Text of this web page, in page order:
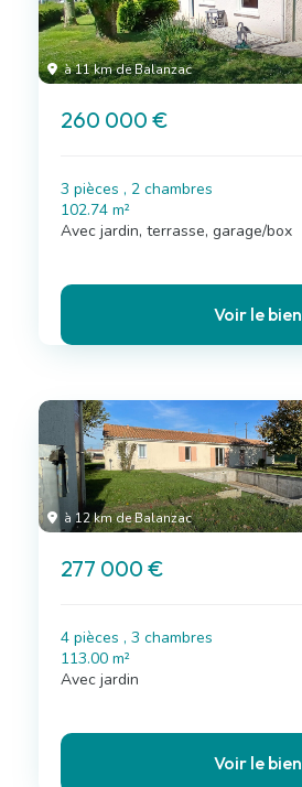
à 11 km de Balanzac
260 000 €
3 pièces , 2 chambres
102.74 m²
Avec jardin, terrasse, garage/box
Voir le bien
à 12 km de Balanzac
277 000 €
4 pièces , 3 chambres
113.00 m²
Avec jardin
Voir le bien